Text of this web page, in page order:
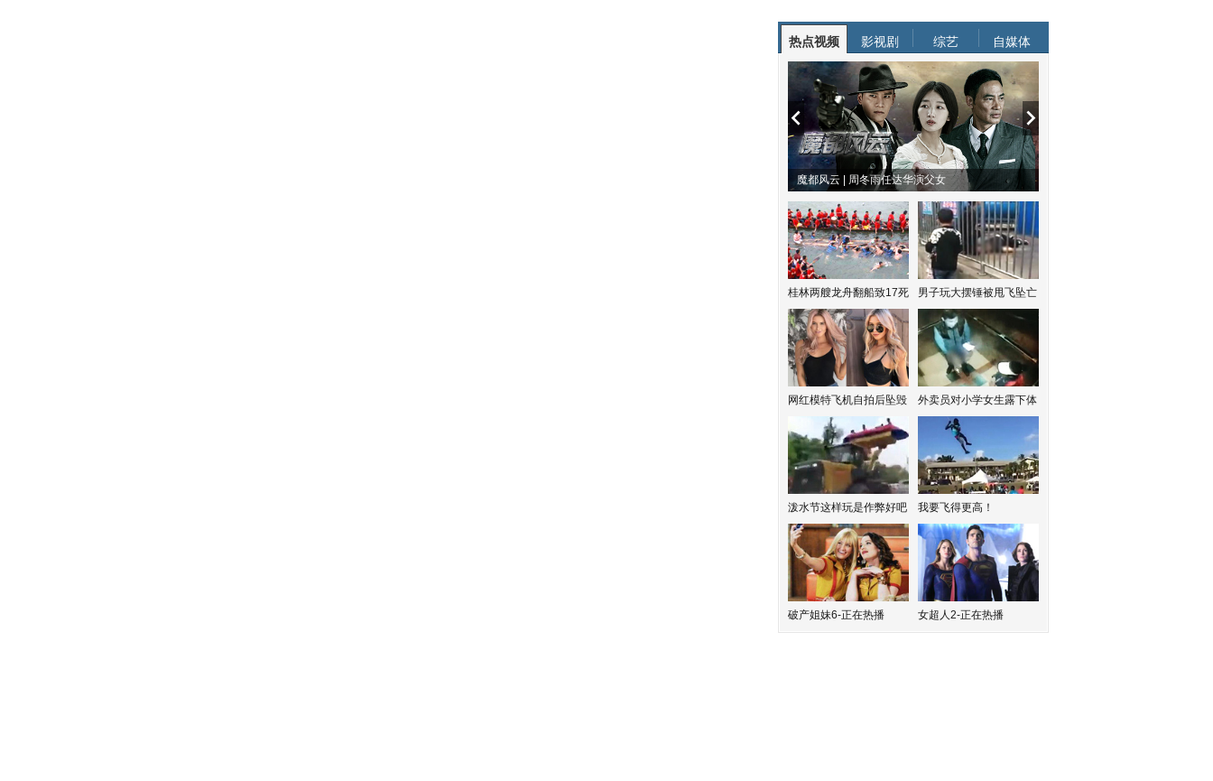
热点视频 影视剧 综艺 自媒体
魔都风云 | 周冬雨任达华演父女
桂林两艘龙舟翻船致17死 男子玩大摆锤被甩飞坠亡
网红模特飞机自拍后坠毁 外卖员对小学女生露下体
泼水节这样玩是作弊好吧 我要飞得更高！
破产姐妹6-正在热播 女超人2-正在热播